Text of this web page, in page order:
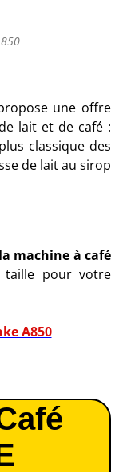
une offre
lait et de café :
classique des
de lait au sirop
la machine à café
pour votre
A850